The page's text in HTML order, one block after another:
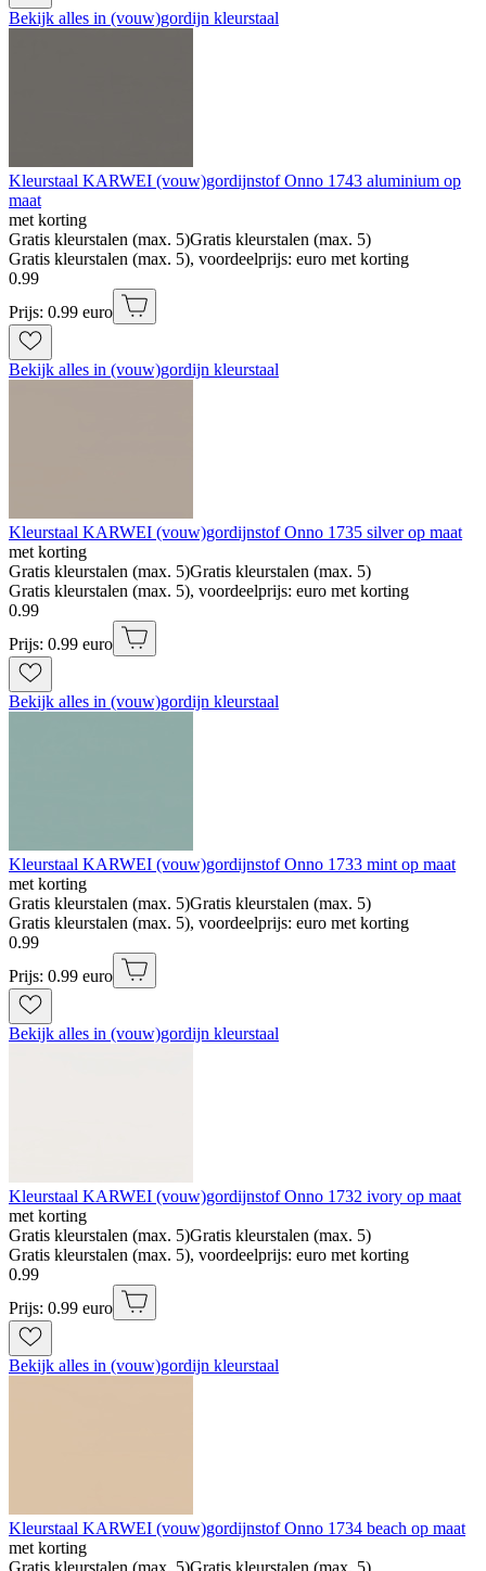
Bekijk alles in (vouw)gordijn kleurstaal
Kleurstaal KARWEI (vouw)gordijnstof Onno 1743 aluminium op
maat
met korting
Gratis kleurstalen (max. 5)Gratis kleurstalen (max. 5)
Gratis kleurstalen (max. 5), voordeelprijs: euro met korting
0.99
Prijs: 0.99 euro
Bekijk alles in (vouw)gordijn kleurstaal
Kleurstaal KARWEI (vouw)gordijnstof Onno 1735 silver op maat
met korting
Gratis kleurstalen (max. 5)Gratis kleurstalen (max. 5)
Gratis kleurstalen (max. 5), voordeelprijs: euro met korting
0.99
Prijs: 0.99 euro
Bekijk alles in (vouw)gordijn kleurstaal
Kleurstaal KARWEI (vouw)gordijnstof Onno 1733 mint op maat
met korting
Gratis kleurstalen (max. 5)Gratis kleurstalen (max. 5)
Gratis kleurstalen (max. 5), voordeelprijs: euro met korting
0.99
Prijs: 0.99 euro
Bekijk alles in (vouw)gordijn kleurstaal
Kleurstaal KARWEI (vouw)gordijnstof Onno 1732 ivory op maat
met korting
Gratis kleurstalen (max. 5)Gratis kleurstalen (max. 5)
Gratis kleurstalen (max. 5), voordeelprijs: euro met korting
0.99
Prijs: 0.99 euro
Bekijk alles in (vouw)gordijn kleurstaal
Kleurstaal KARWEI (vouw)gordijnstof Onno 1734 beach op maat
met korting
Gratis kleurstalen (max. 5)Gratis kleurstalen (max. 5)